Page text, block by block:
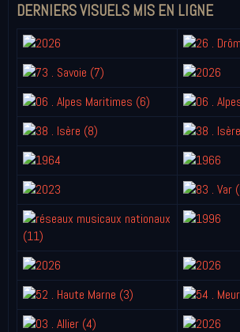
DERNIERS VISUELS MIS EN LIGNE